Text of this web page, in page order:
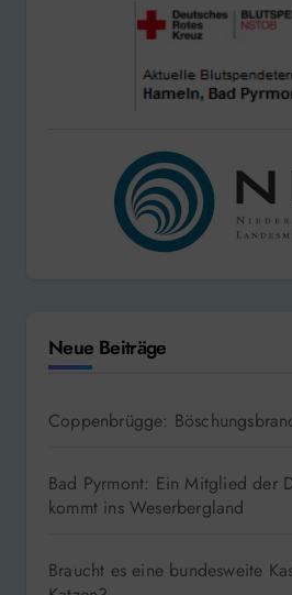
Neue Beiträge
Coppenbrügge:
Bad Pyrmont: Ein Mitglied der
kommt ins Weserbergland
Braucht es eine bundesweite